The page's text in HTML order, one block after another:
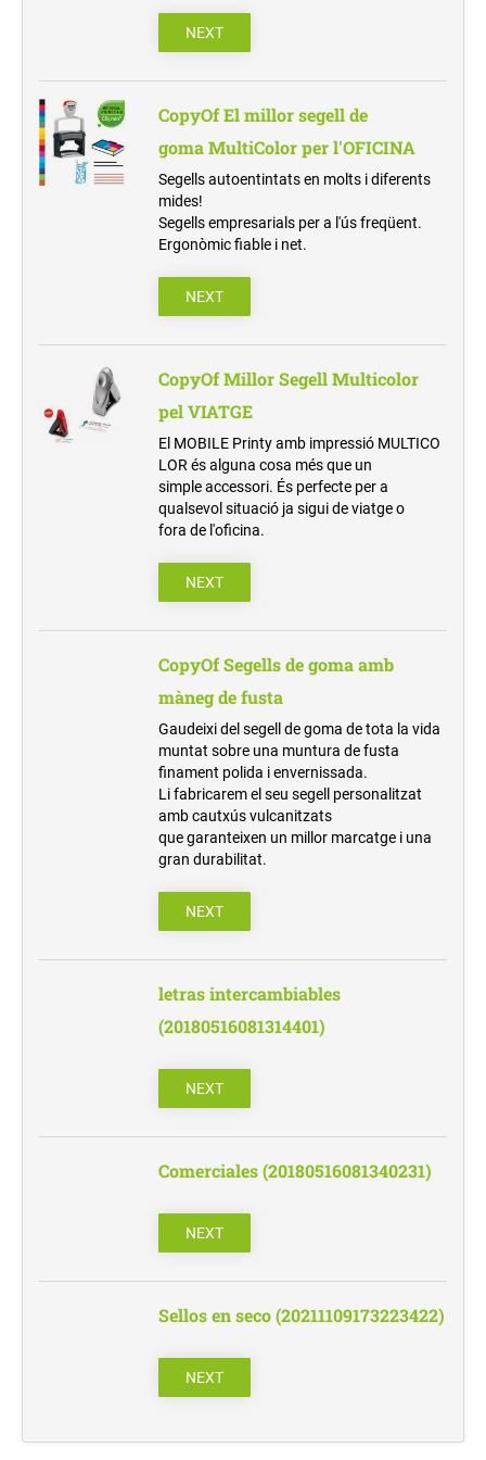
COPYOF MILLOR SEGELL MULTICOLOR
COPYOF SEGELLS DE GOMA AMB MÀNEG DE
FUSTA
Sellos recatgulares (20180517083005582)
Sellos redondos (20180517083025989)
Sellos cuadrados (20180517083146618)
LETRAS INTERCAMBIABLES
SELLOS EN SECO (20211109173223422)
TRAZABILIDAD Y CONTROL
NEXT
CopyOf El millor segell de
goma MultiColor per l'OFICINA
Segells autoentintats en molts i diferents
mides!
Segells empresarials per a l'ús freqüent.
Ergonòmic fiable i net.
NEXT
CopyOf Millor Segell Multicolor
pel VIATGE
El MOBILE Printy amb impressió MULTICO
LOR és alguna cosa més que un
simple accessori. És perfecte per a
qualsevol situació ja sigui de viatge o
fora de l'oficina.
NEXT
CopyOf Segells de goma amb
màneg de fusta
Gaudeixi del segell de goma de tota la vida
muntat sobre una muntura de fusta
finament polida i envernissada.
Li fabricarem el seu segell personalitzat
amb cautxús vulcanitzats
que garanteixen un millor marcatge i una
gran durabilitat.
NEXT
letras intercambiables
(20180516081314401)
NEXT
Comerciales (20180516081340231)
NEXT
Sellos en seco (20211109173223422)
NEXT